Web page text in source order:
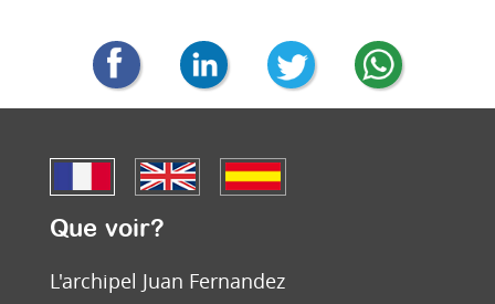
Que voir?
L'archipel Juan Fernandez